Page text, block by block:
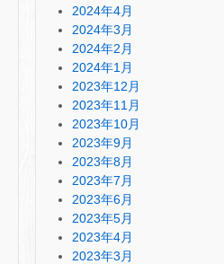
2024年4月
2024年3月
2024年2月
2024年1月
2023年12月
2023年11月
2023年10月
2023年9月
2023年8月
2023年7月
2023年6月
2023年5月
2023年4月
2023年3月